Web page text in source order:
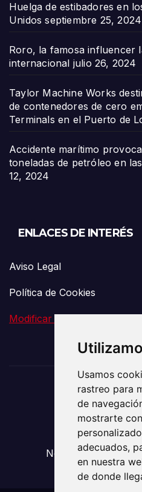
Usamos
rastreo para
de
mostrarte
adecuados,
en nuestra
de donde
Huelga de estibadores en
Unidos septiembre 25, 2024
Roro, la famosa influencer
internacional julio 26, 2024
Taylor Machine Works
de contenedores de cero
Terminals en el Puerto de
Accidente marítimo
toneladas de petróleo en
12, 2024
ENLACES DE INTERÉS
Aviso Legal
Política de Cookies
Modificar preferencia de
El
Noticias sobre